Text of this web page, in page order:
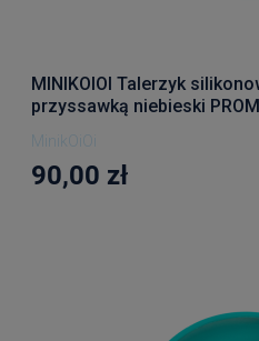
MINIKOIOI Talerzyk
przyssawką niebieski
MinikOiOi
90,00 zł